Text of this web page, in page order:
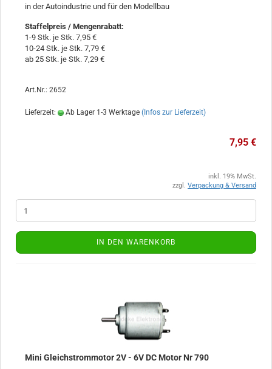
in der Autoindustrie und für den Modellbau
Staffelpreis / Mengenrabatt:
1-9 Stk. je Stk. 7,95 €
10-24 Stk. je Stk. 7,79 €
ab 25 Stk. je Stk. 7,29 €
Art.Nr.: 2652
Lieferzeit: Ab Lager 1-3 Werktage (Infos zur Lieferzeit)
7,95 €
inkl. 19% MwSt.
zzgl. Verpackung & Versand
IN DEN WARENKORB
Mini Gleichstrommotor 2V - 6V DC Motor Nr 790